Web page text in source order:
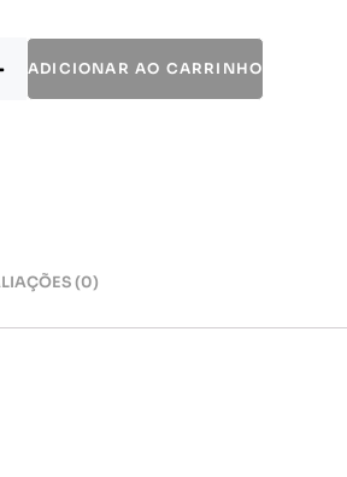
ADICIONAR AO CARRINHO
(0)